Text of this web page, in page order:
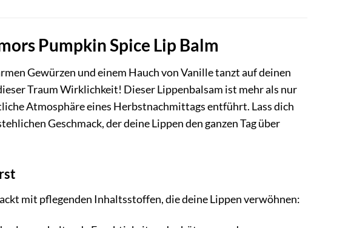
Pumpkin Spice Lip Balm
Gewürzen und einem Hauch von Vanille tanzt auf deinen
Traum Wirklichkeit! Dieser Lippenbalsam ist mehr als nur
Atmosphäre eines Herbstnachmittags entführt. Lass dich
Geschmack, der deine Lippen den ganzen Tag über
mit pflegenden Inhaltsstoffen, die deine Lippen verwöhnen: